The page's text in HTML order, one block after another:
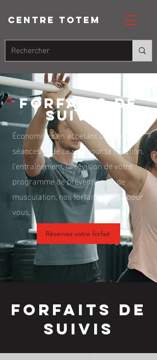
CENTRE totem
Forfaits de
suivis
Économisez en achetant un bloc de
séances ! Que ce soit pour la natation,
l'entraînement, la révision de votre
programme de prévention ou de
musculation, nos forfaits sont là pour
vous.
Réservez votre forfait
Forfaits de
suivis